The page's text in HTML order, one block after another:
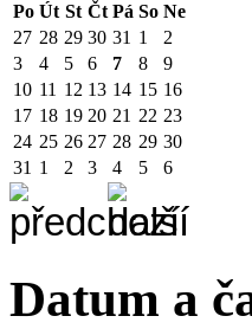
Po Út St Čt Pá So Ne
27 28 29 30 31 1
2
3
4 5 6 7 8
9
10 11 12 13 14 15 16
17 18 19 20 21 22 23
24 25 26 27 28 29 30
31 1 2 3 4 5 6
Datum a